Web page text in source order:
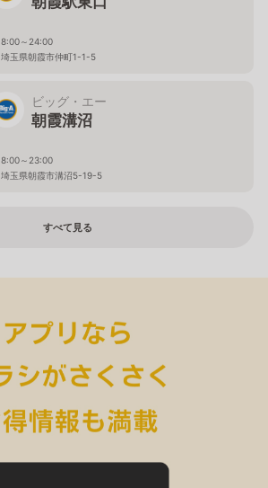
8:00～24:00
埼玉県朝霞市仲町1-1-5
ビッグ・エー
朝霞溝沼
8:00～23:00
埼玉県朝霞市溝沼5-19-5
すべて見る